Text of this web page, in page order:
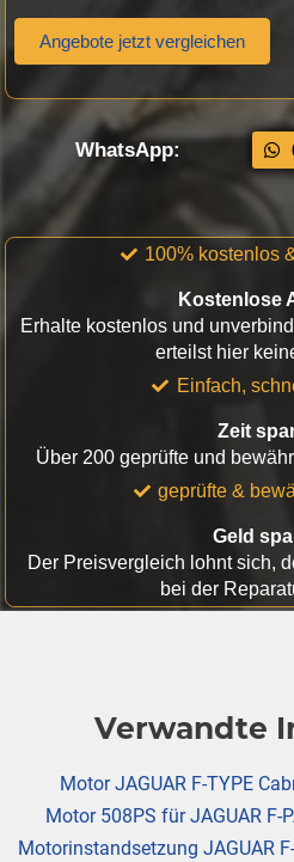
Angebote jetzt vergleichen
WhatsApp:
100% kostenlos
Kostenlose
Erhalte kostenlos und
erteilst hier
Einfach,
Zeit
Über 200 geprüfte und
geprüfte &
Geld
Der Preisvergleich lohnt sich,
bei der
Verwandte
Motor JAGUAR F-TYPE
Motor 508PS für JAGUAR F-
Motorinstandsetzung JAGUAR